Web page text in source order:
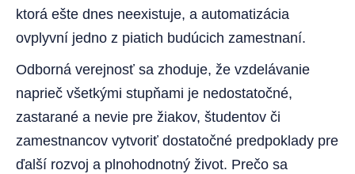
ktorá ešte dnes neexistuje, a automatizácia
ovplyvní jedno z piatich budúcich zamestnaní.
Odborná verejnosť sa zhoduje, že vzdelávanie
naprieč všetkými stupňami je nedostatočné,
zastarané a nevie pre žiakov, študentov či
zamestnancov vytvoriť dostatočné predpoklady pre
ďalší rozvoj a plnohodnotný život. Prečo sa